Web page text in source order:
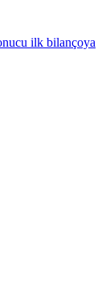
ilk askeri
Masaya
Kaşgar’da
ilk bilançoya